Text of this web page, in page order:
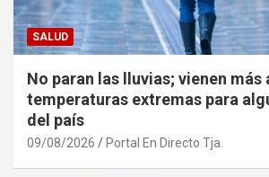
SALUD
No paran las lluvias; vienen más
temperaturas extremas para
del país
09/08/2026 Portal En Directo Tja.